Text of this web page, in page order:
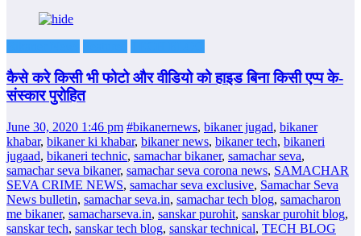
कैसे करे किसी भी फोटो और वीडियो को हाइड बिना किसी एप्प के-
संस्कार पुरोहित
June 30, 2020 1:46 pm #bikanernews, bikaner jugad, bikaner
khabar, bikaner ki khabar, bikaner news, bikaner tech, bikaneri
jugaad, bikaneri technic, samachar bikaner, samachar seva,
samachar seva bikaner, samachar seva corona news, SAMACHAR
SEVA CRIME NEWS, samachar seva exclusive, Samachar Seva
News bulletin, samachar seva.in, samachar tech blog, samacharon
me bikaner, samacharseva.in, sanskar purohit, sanskar purohit blog,
sanskar tech, sanskar tech blog, sanskar technical, TECH BLOG